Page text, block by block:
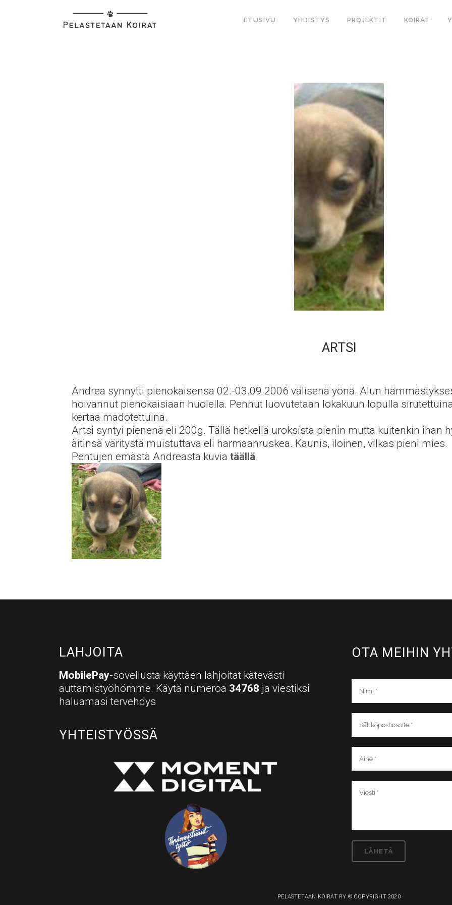
ETUSIVU YHDISTYS PROJEKTIT KOIRAT
ARTSI
Andrea synnytti pienokaisensa 02.-03.09.2006 välisenä yönä. Alun
hoivannut pienokaisiaan huolella. Pennut luovutetaan lokakuun lopulla
kertaa madotettuina.
Artsi syntyi pienenä eli 200g. Tällä hetkellä uroksista pienin mutta kuitenkin ihan
äitinsä väritystä muistuttava eli harmaanruskea. Kaunis, iloinen, vilkas pieni mies.
Pentujen emästä Andreasta kuvia täällä
LAHJOITA
MobilePay-sovellusta käyttäen lahjoitat kätevästi
auttamistyöhömme. Käytä numeroa 34768 ja viestiksi
haluamasi tervehdys
YHTEISTYÖSSÄ
OTA MEIHIN
PELASTETAAN KOIRAT RY © COPYRIGHT 2020